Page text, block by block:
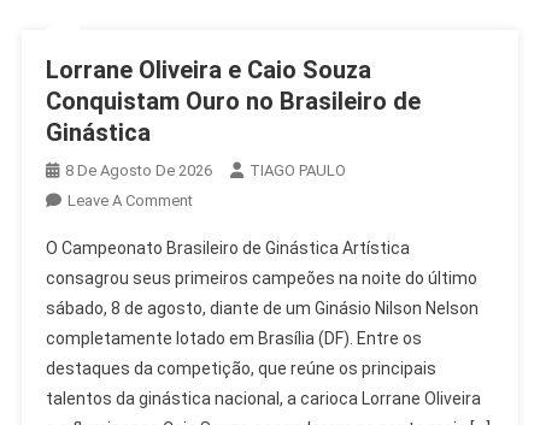
Lorrane Oliveira e Caio Souza
Conquistam Ouro no Brasileiro de
Ginástica
8 De Agosto De 2026
TIAGO PAULO
Leave A CommentOn
Oliveira
E
Caio
Souza
Conquistam
Ouro
No
O Campeonato Brasileiro de Ginástica Artística
consagrou seus primeiros campeões na noite do último
sábado, 8 de agosto, diante de um Ginásio Nilson Nelson
completamente lotado em Brasília (DF). Entre os
destaques da competição, que reúne os principais
talentos da ginástica nacional, a carioca Lorrane Oliveira